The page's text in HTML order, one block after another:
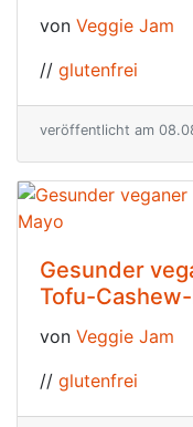
von Veggie Jam
// glutenfrei
veröffentlicht am
Gesunder
Tofu-
von Veggie Jam
// glutenfrei